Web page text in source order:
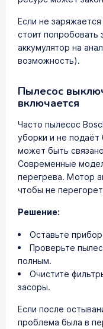
Если не
стоит попробовать
аккумулятор на
возможность).
Пылесос
включается
Часто пылесос
уборки и не
может быть
Современные
перегрева. Мотор
чтобы не
Решение:
Оставьте
Проверьте
полным.
Очистите
засоры.
Если после
проблема была в